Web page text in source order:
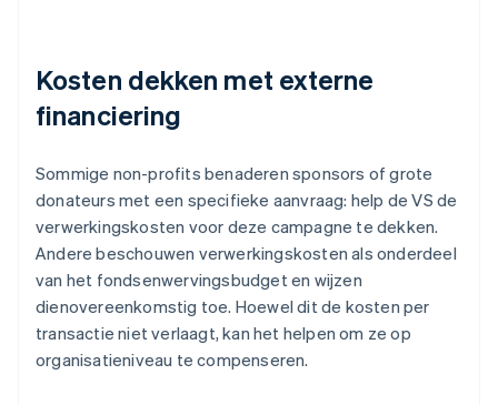
Kosten dekken met externe
financiering
Sommige non-profits benaderen sponsors of grote
donateurs met een specifieke aanvraag: help de VS de
verwerkingskosten voor deze campagne te dekken.
Andere beschouwen verwerkingskosten als onderdeel
van het fondsenwervingsbudget en wijzen
dienovereenkomstig toe. Hoewel dit de kosten per
transactie niet verlaagt, kan het helpen om ze op
organisatieniveau te compenseren.